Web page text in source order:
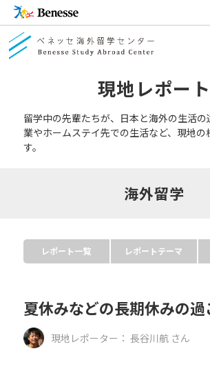
現地レポート
留学中の先輩たちが、日本と海外の生活
業やホームステイ先での生活など、現地の
す。
海外留学
レポート一覧 レポートテーマ
夏休みなどの長期休みの過
現地レポーター： 長谷川航 さん